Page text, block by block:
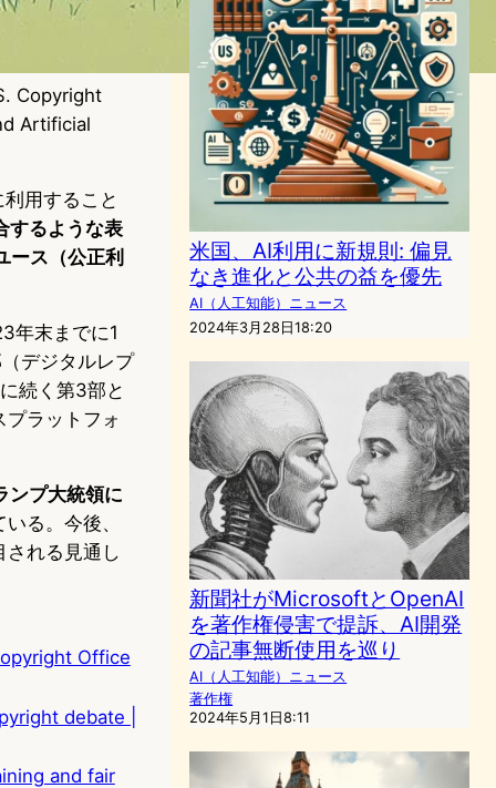
Copyright
Artificial
用すること
するような表
ース（公正利
年末までに1
デジタルレプ
続く第3部と
ラットフォ
ンプ大統領に
る。今後、
れる見通し
Office
debate |
and fair
米国、AI利用に新規則: 偏見
なき進化と公共の益を優先
AI（人工知能）ニュース
2024年3月28日18:20
新聞社がMicrosoftとOpenAI
を著作権侵害で提訴、AI開発
の記事無断使用を巡り
AI（人工知能）ニュース
著作権
2024年5月1日8:11